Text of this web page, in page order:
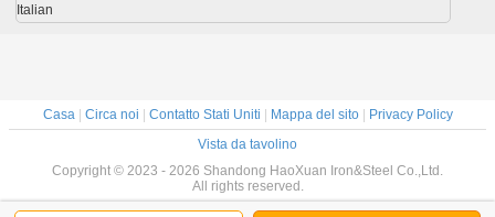
Italian
Casa| Circa noi | Contatto Stati Uniti | Mappa del sito| Privacy Policy
Vista da tavolino
Copyright © 2023 - 2026 Shandong HaoXuan Iron&Steel Co.,Ltd.
All rights reserved.